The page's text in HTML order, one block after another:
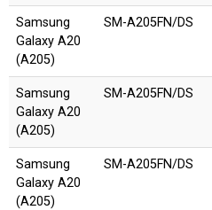
Samsung
Galaxy A20
(A205)
SM-A205FN/DS
Samsung
Galaxy A20
(A205)
SM-A205FN/DS
Samsung
Galaxy A20
(A205)
SM-A205FN/DS